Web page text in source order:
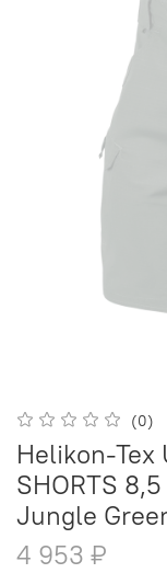
(0)
Helikon-Tex
SHORTS
Jungle
4 953 ₽